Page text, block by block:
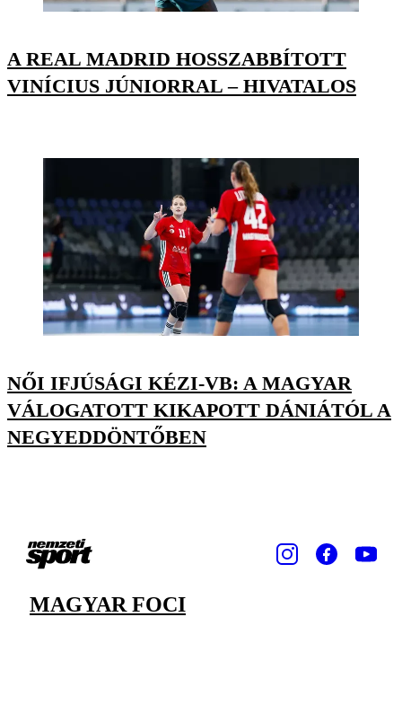
A REAL MADRID HOSSZABBÍTOTT
VINÍCIUS JÚNIORRAL – HIVATALOS
NŐI IFJÚSÁGI KÉZI-VB: A MAGYAR
VÁLOGATOTT KIKAPOTT DÁNIÁTÓL A
NEGYEDDÖNTŐBEN
MAGYAR FOCI